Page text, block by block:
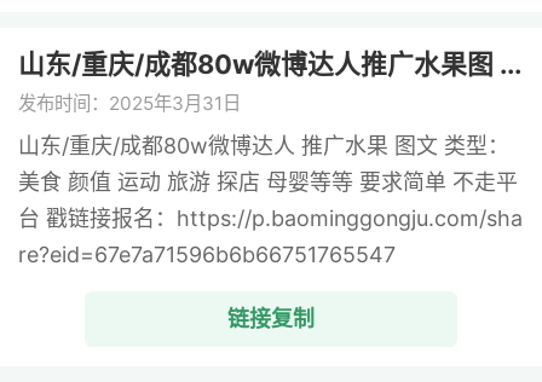
山东/重庆/成都80w微博达人推广水果图 ...
发布时间：2025年3月31日
山东/重庆/成都80w微博达人 推广水果 图文 类型：
美食 颜值 运动 旅游 探店 母婴等等 要求简单 不走平
台 戳链接报名：https://p.baominggongju.com/sha
re?eid=67e7a71596b6b66751765547
链接复制